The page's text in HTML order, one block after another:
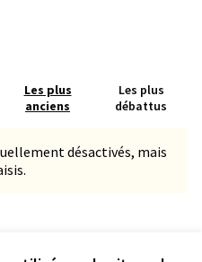
Les plus
anciens
Les plus
débattus
désactivés, mais
MEET-2023-11-512
voir les autres versions